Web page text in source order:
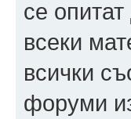
се
всеки
всички
форуми